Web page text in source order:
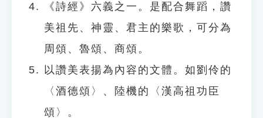
《詩經》六義之一。是配合舞蹈，讚
美祖先、神靈、君主的樂歌，可分為
周頌、魯頌、商頌。
以讚美表揚為內容的文體。如劉伶的
〈酒德頌〉、陸機的〈漢高祖功臣
頌〉。